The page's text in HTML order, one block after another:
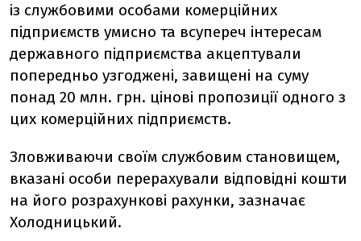
із службовими особами комерційних
підприємств умисно та всупереч інтересам
державного підприємства акцептували
попередньо узгоджені, завищені на суму
понад 20 млн. грн. цінові пропозиції одного з
цих комерційних підприємств.
Зловживаючи своїм службовим становищем,
вказані особи перерахували відповідні кошти
на його розрахункові рахунки, зазначає
Холодницький.